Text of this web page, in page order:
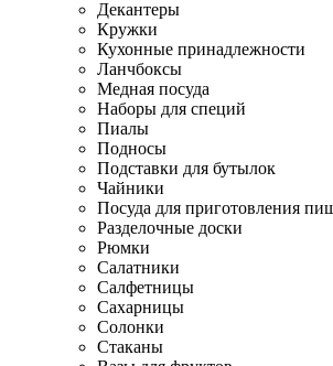
Декантеры
Кружки
Кухонные принадлежности
Ланчбоксы
Медная посуда
Наборы для специй
Пиалы
Подносы
Подставки для бутылок
Чайники
Посуда для приготовления
Разделочные доски
Рюмки
Салатники
Салфетницы
Сахарницы
Солонки
Стаканы